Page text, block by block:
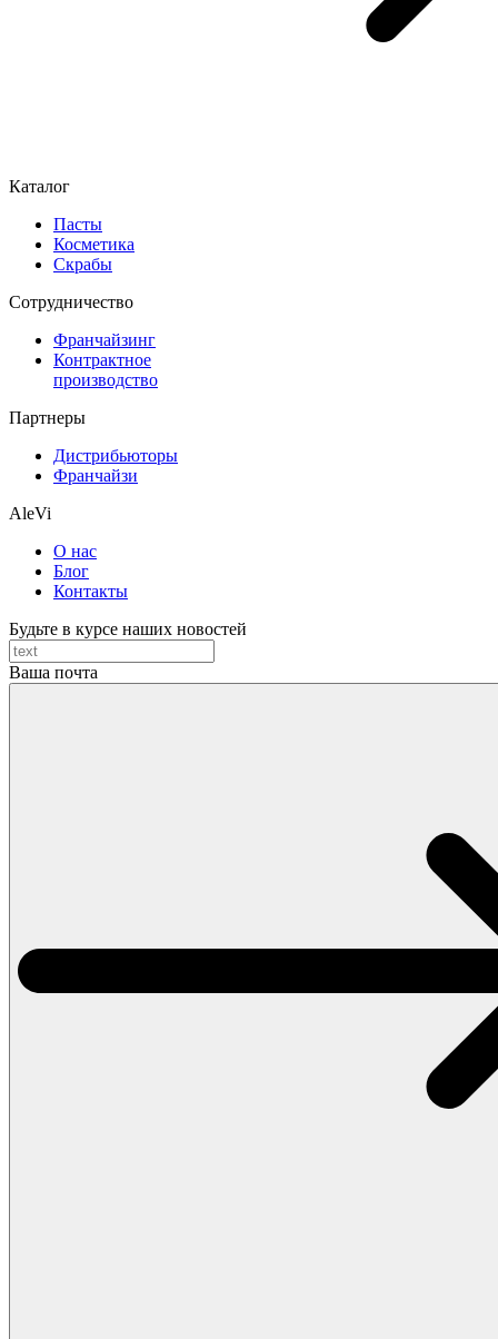
Каталог
Пасты
Косметика
Скрабы
Cотрудничество
Франчайзинг
Контрактное
производство
Партнеры
Дистрибьюторы
Франчайзи
AleVi
О нас
Блог
Контакты
Будьте в курсе наших новостей
Ваша почта